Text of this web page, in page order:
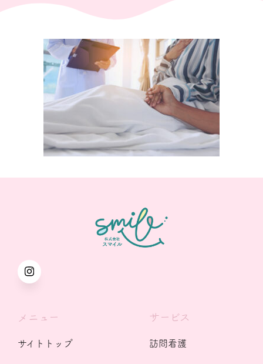
メニュー
サイトトップ
サービス
訪問看護